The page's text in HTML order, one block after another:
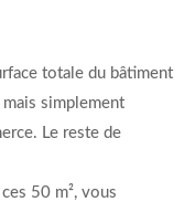
totale du bâtiment
mais simplement
Le reste de
50 m², vous